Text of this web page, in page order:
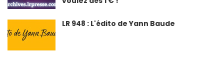
LR 948 : L'édito de Yann Baude